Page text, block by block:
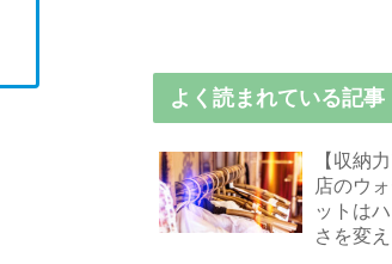
よく読まれている記事
【収納
店のウ
ットは
さを変